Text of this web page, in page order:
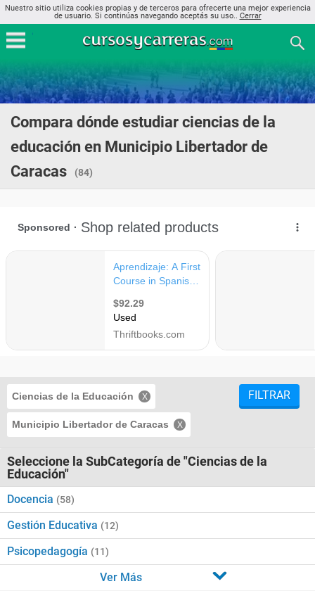
Nuestro sitio utiliza cookies propias y de terceros para ofrecerte una mejor experiencia
de usuario. Si continúas navegando aceptás su uso.. Cerrar
Compara dónde estudiar ciencias de la
educación en Municipio Libertador de
Caracas
(84)
Ciencias de la Educación
Municipio Libertador de Caracas
FILTRAR
Seleccione la SubCategoría de "Ciencias de la
Educación"
Docencia (58)
Gestión Educativa (12)
Psicopedagogía (11)
Ver Más